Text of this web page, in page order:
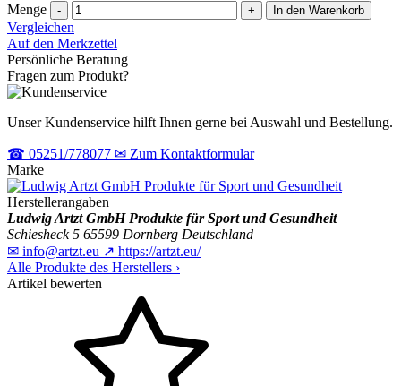
Menge - + In den Warenkorb
Vergleichen
Auf den Merkzettel
Persönliche Beratung
Fragen zum Produkt?
Unser Kundenservice hilft Ihnen gerne bei Auswahl und Bestellung.
☎ 05251/778077 ✉ Zum Kontaktformular
Marke
Herstellerangaben
Ludwig Artzt GmbH Produkte für Sport und Gesundheit
Schiesheck 5 65599 Dornberg Deutschland
✉ info@artzt.eu ↗ https://artzt.eu/
Alle Produkte des Herstellers ›
Artikel bewerten